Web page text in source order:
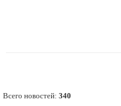
Всего новостей: 340